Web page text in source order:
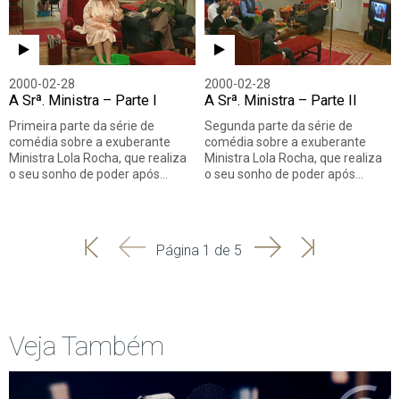
2000-02-28
A Srª. Ministra – Parte I
Primeira parte da série de
comédia sobre a exuberante
Ministra Lola Rocha, que realiza
o seu sonho de poder após…
2000-02-28
A Srª. Ministra – Parte II
Segunda parte da série de
comédia sobre a exuberante
Ministra Lola Rocha, que realiza
o seu sonho de poder após…
'
'
Página 1 de 5 SeguinteÚltima
Veja Também